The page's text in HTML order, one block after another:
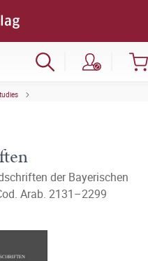
der Bayerischen
Arab. 2131–2299